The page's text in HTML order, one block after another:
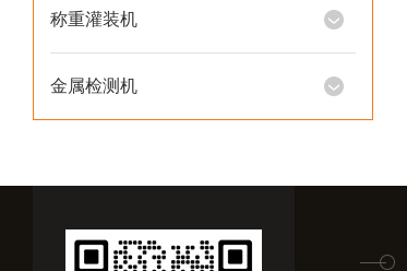
称重灌装机
金属检测机